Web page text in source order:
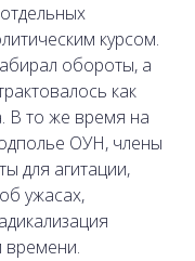
курсом.
обороты, а
как
В то же время на
ОУН, члены
для агитации,
ужасах,